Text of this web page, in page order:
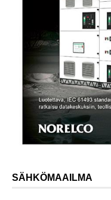
SÄHKÖMAAILMA